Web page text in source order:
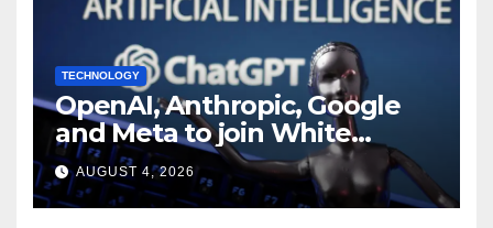
TECHNOLOGY
OpenAI, Anthropic, Google
and Meta to join White
House AI security meeting
AUGUST 4, 2026